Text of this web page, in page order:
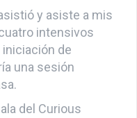
y asiste a mis
intensivos
de
una sesión
del Curious